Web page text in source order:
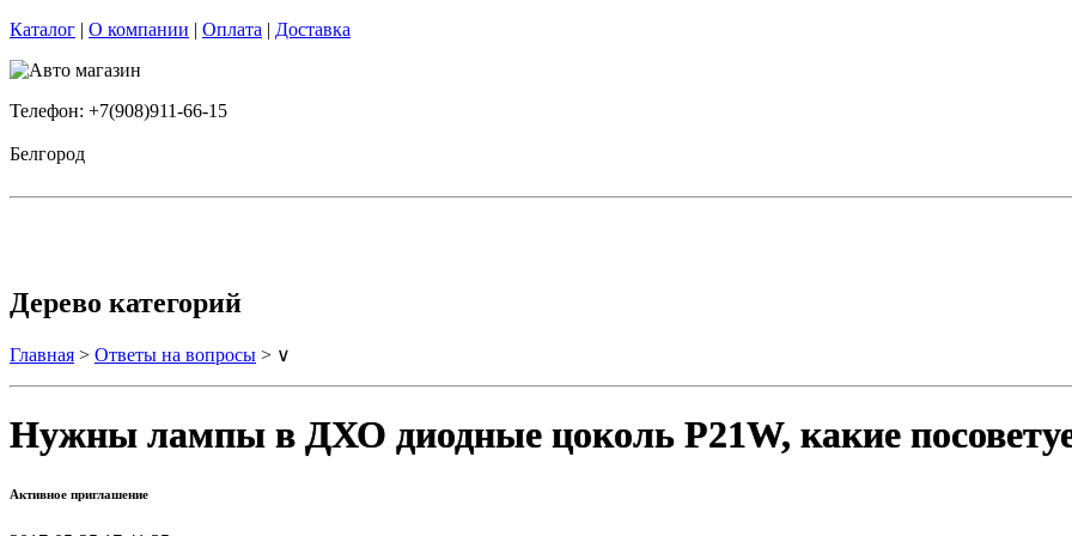
Каталог | О компании | Оплата | Доставка
Телефон: +7(908)911-66-15
Белгород
Дерево категорий
Главная > Ответы на вопросы > ∨
Нужны лампы в ДХО диодные цоколь P21W, какие
Активное приглашение